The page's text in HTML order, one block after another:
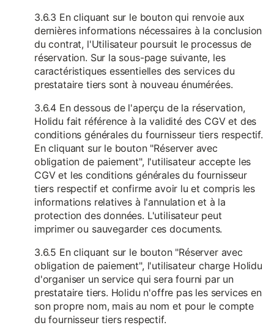
3.6.3 En cliquant sur le bouton qui renvoie aux
dernières informations nécessaires à la conclusion
du contrat, l'Utilisateur poursuit le processus de
réservation. Sur la sous-page suivante, les
caractéristiques essentielles des services du
prestataire tiers sont à nouveau énumérées.
3.6.4 En dessous de l'aperçu de la réservation,
Holidu fait référence à la validité des CGV et des
conditions générales du fournisseur tiers respectif.
En cliquant sur le bouton "Réserver avec
obligation de paiement", l'utilisateur accepte les
CGV et les conditions générales du fournisseur
tiers respectif et confirme avoir lu et compris les
informations relatives à l'annulation et à la
protection des données. L'utilisateur peut
imprimer ou sauvegarder ces documents.
3.6.5 En cliquant sur le bouton "Réserver avec
obligation de paiement", l'utilisateur charge Holidu
d'organiser un service qui sera fourni par un
prestataire tiers. Holidu n'offre pas les services en
son propre nom, mais au nom et pour le compte
du fournisseur tiers respectif.